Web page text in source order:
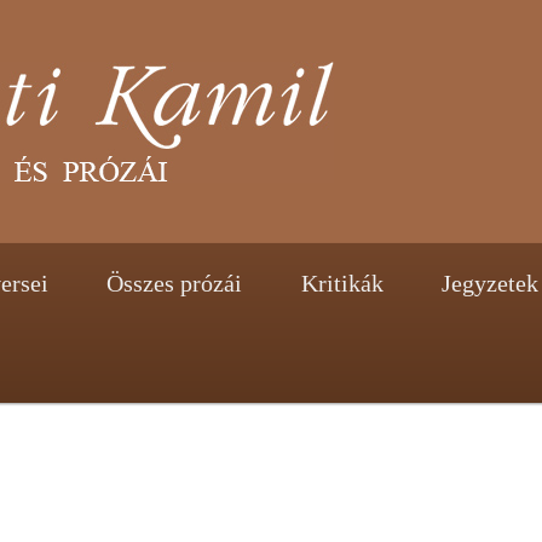
Összes prózái Kritikák Jegyzetek